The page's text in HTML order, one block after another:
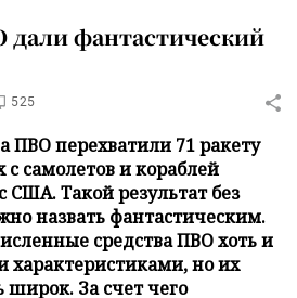
фантастический
525
ПВО перехватили 71 ракету
самолетов и кораблей
США. Такой результат без
назвать фантастическим.
средства ПВО хоть и
характеристиками, но их
широк. За счет чего